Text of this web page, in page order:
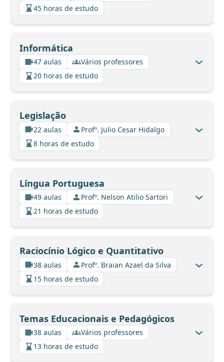
45 horas de estudo
Informática
47 aulas
Vários professores
20 horas de estudo
Legislação
22 aulas
Profº. Julio Cesar Hidalgo
8 horas de estudo
Língua Portuguesa
49 aulas
Profº. Nelson Atilio Sartori
21 horas de estudo
Raciocínio Lógico e Quantitativo
38 aulas
Profº. Braian Azael da Silva
15 horas de estudo
Temas Educacionais e Pedagógicos
38 aulas
Vários professores
13 horas de estudo